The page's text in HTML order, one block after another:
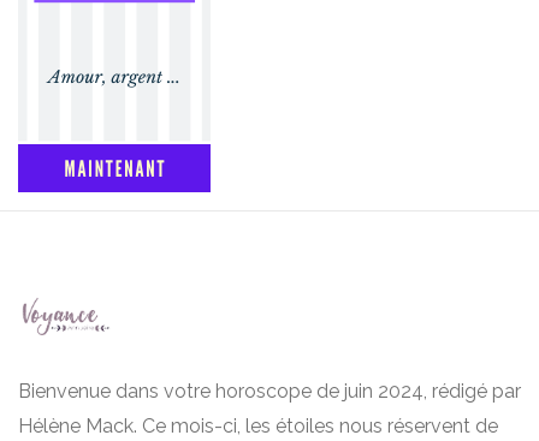
Bienvenue dans votre horoscope de juin 2024, rédigé par
Hélène Mack. Ce mois-ci, les étoiles nous réservent de